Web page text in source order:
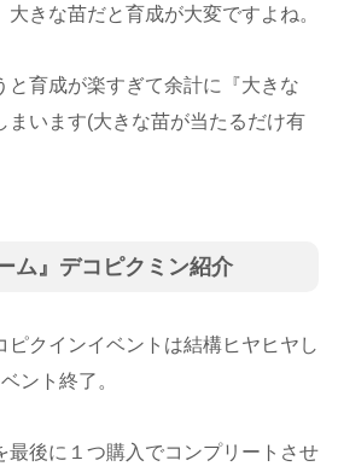
きな苗だと育成が大変ですよね。
と育成が楽すぎて余計に『大きな
います(大きな苗が当たるだけ有
ム』デコピクミン紹介
ピクインイベントは結構ヒヤヒヤし
ント終了。
最後に１つ購入でコンプリートさせ